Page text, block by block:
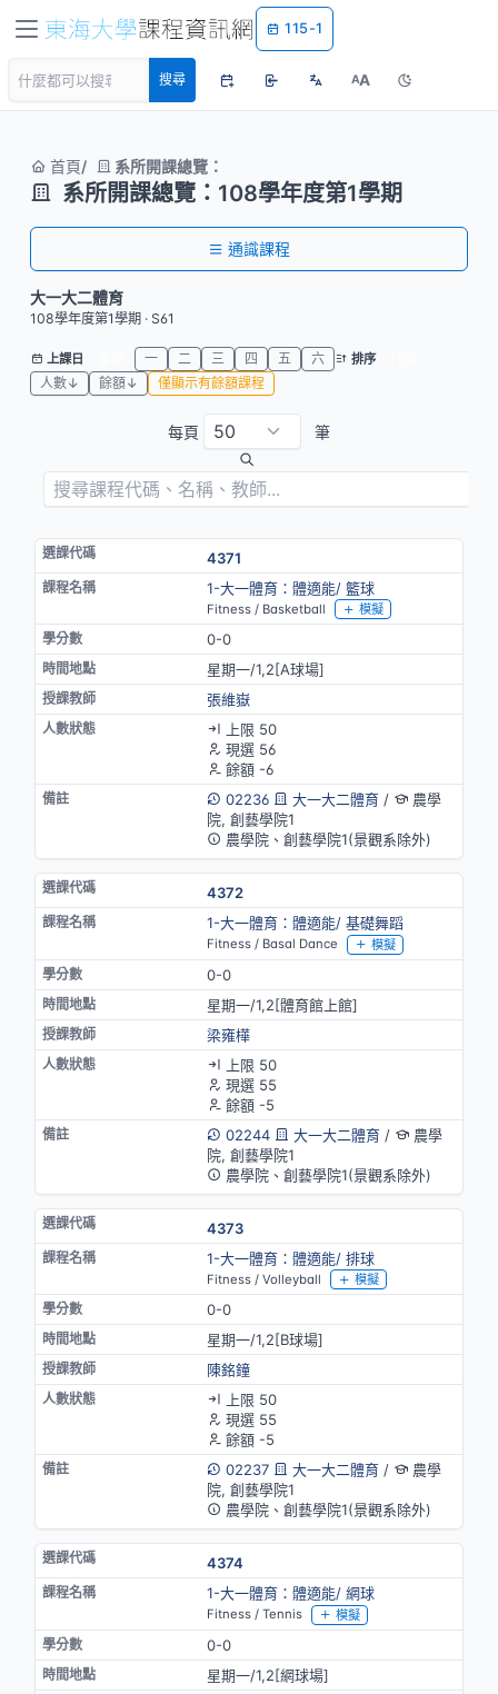
115-1
搜尋 AA
首頁 系所開課總覽：
系所開課總覽：108學年度第1學期
通識課程
大一大二體育
108學年度第1學期 · S61
上課日 一 二 三 四 五 六 排序
人數↓
餘額↓ 僅顯示有餘額課程
每頁 筆
4371
1-大一體育：體適能/ 籃球
Fitness / Basketball 模擬
0-0
星期一/1,2[A球場]
張維嶽
上限 50
現選 56
餘額 -6
02236
大一大二體育/
農學
院, 創藝學院1
農學院、創藝學院1(景觀系除外)
4372
1-大一體育：體適能/ 基礎舞蹈
Fitness / Basal Dance 模擬
0-0
星期一/1,2[體育館上館]
梁雍樺
上限 50
現選 55
餘額 -5
02244
大一大二體育/
農學
院, 創藝學院1
農學院、創藝學院1(景觀系除外)
4373
1-大一體育：體適能/ 排球
Fitness / Volleyball 模擬
0-0
星期一/1,2[B球場]
陳銘鐘
上限 50
現選 55
餘額 -5
02237
大一大二體育/
農學
院, 創藝學院1
農學院、創藝學院1(景觀系除外)
4374
1-大一體育：體適能/ 網球
Fitness / Tennis 模擬
0-0
星期一/1,2[網球場]